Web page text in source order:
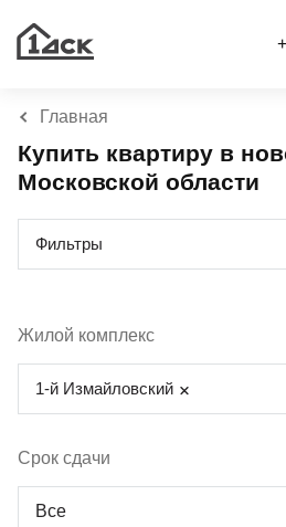
Главная
Купить квартиру в
Московской области
Фильтры
Жилой комплекс
1-й Измайловский
Срок сдачи
Все